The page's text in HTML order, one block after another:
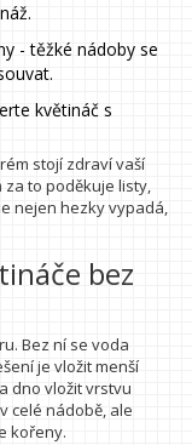
- těžké nádoby se
květináč s
stojí zdraví vaší
to poděkuje listy,
nejen hezky vypadá,
bez
Bez ní se voda
je vložit menší
dno vložit vrstvu
celé nádobě, ale
kořeny.